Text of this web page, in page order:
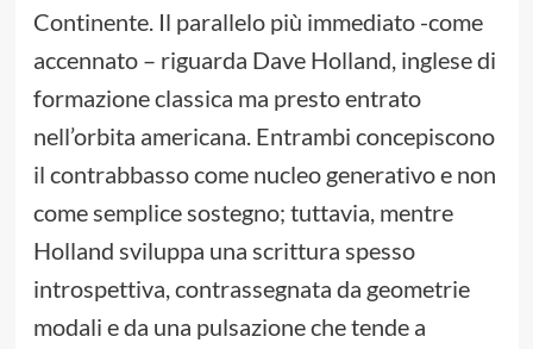
Continente. Il parallelo più immediato -come
accennato – riguarda Dave Holland, inglese di
formazione classica ma presto entrato
nell’orbita americana. Entrambi concepiscono
il contrabbasso come nucleo generativo e non
come semplice sostegno; tuttavia, mentre
Holland sviluppa una scrittura spesso
introspettiva, contrassegnata da geometrie
modali e da una pulsazione che tende a